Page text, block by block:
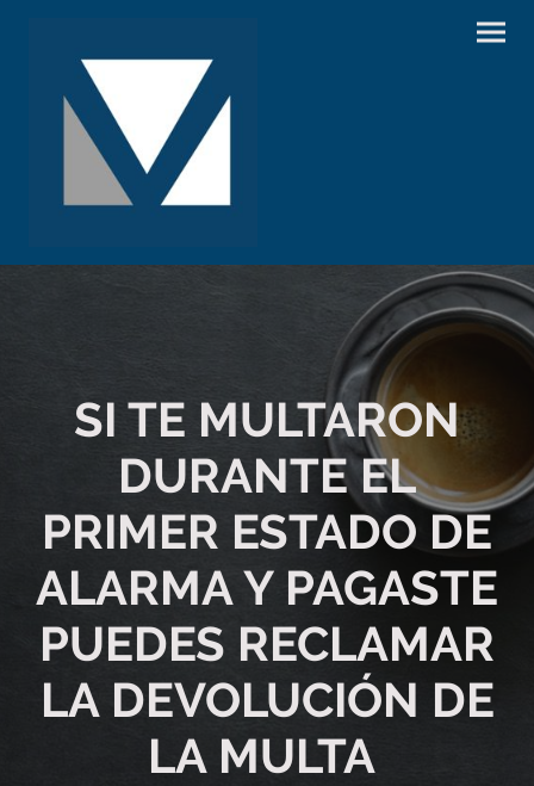
SI TE MULTARON
DURANTE EL
PRIMER ESTADO DE
ALARMA Y PAGASTE
PUEDES RECLAMAR
LA DEVOLUCIÓN DE
LA MULTA